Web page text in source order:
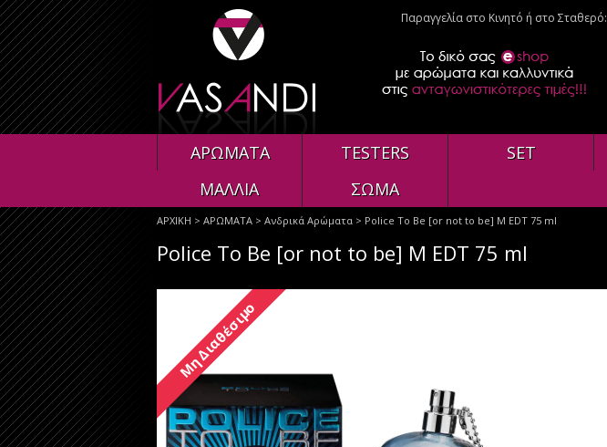
Παραγγελία στο Κινητό ή στο Σταθερό:
ΑΡΩΜΑΤΑ TESTERS SET
ΜΑΛΛΙΑ
ΣΩΜΑ
ΑΡΧΙΚΗ > ΑΡΩΜΑΤΑ > Ανδρικά Αρώματα > Police To Be [or not to be] M EDT 75 ml
Police To Be [or not to be] M EDT 75 ml
Μη Διαθέσιμο